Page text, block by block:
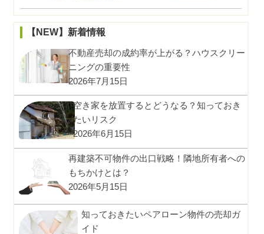
【NEW】新着情報
不動産売却の成約率が上がる？ハウスクリー
ニングの重要性
2026年7月15日
空き家を放置するとどうなる？知っておき
たいリスク
2026年6月15日
再建築不可物件の出口戦略！隣地所有者への
もちかけとは？
2026年5月15日
知っておきたいペアローン物件の売却ガ
イド